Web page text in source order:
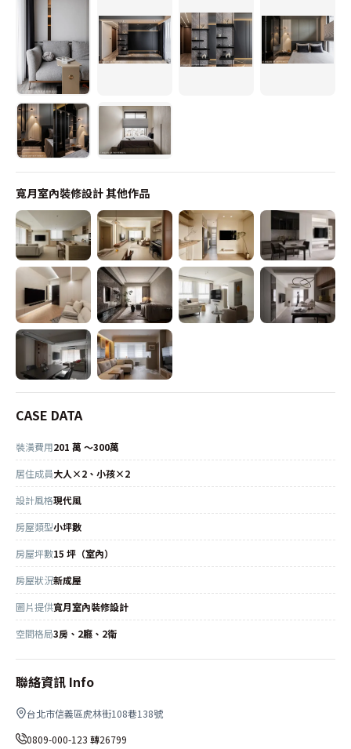
寬月室內裝修設計其他作品
CASE DATA
裝潢費用201 萬 ～300萬
居住成員大人×2、小孩×2
設計風格現代風
房屋類型小坪數
房屋坪數15 坪（室內）
房屋狀況新成屋
圖片提供寬月室內裝修設計
空間格局3房、2廳、2衛
聯絡資訊 Info
台北市信義區虎林街108巷138號
0809-000-123 轉26799